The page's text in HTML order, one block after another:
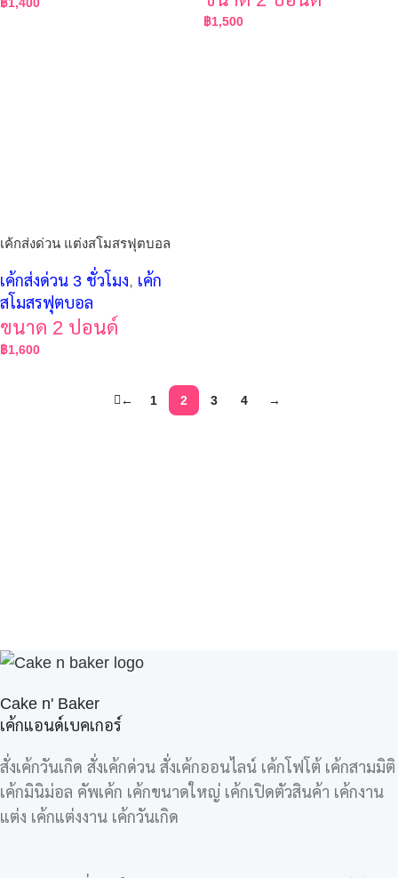
฿1,500
เค้กส่งด่วน แต่งสโมสรฟุตบอล
เค้กส่งด่วน 3 ชั่วโมง, เค้ก
สโมสรฟุตบอล
ขนาด 2 ปอนด์
฿1,600
← 1 2 3 4 →
Cake n' Baker
เค้กแอนด์เบคเกอร์
สั่งเค้กวันเกิด สั่งเค้กด่วน สั่งเค้กออนไลน์ เค้กโฟโต้ เค้กสามมิติ
เค้กมินิม่อล คัพเค้ก เค้กขนาดใหญ่ เค้กเปิดตัวสินค้า เค้กงาน
แต่ง เค้กแต่งงาน เค้กวันเกิด